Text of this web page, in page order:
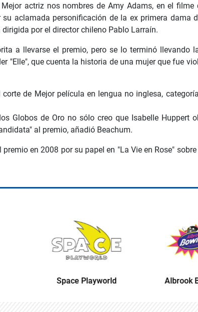
actriz nos nombres de Amy Adams, en el filme
aclamada personificación de la ex primera dama
por el director chileno Pablo Larraín.
a llevarse el premio, pero se lo terminó llevando
"Elle", que cuenta la historia de una mujer que fue
de Mejor película en lengua no inglesa,
Globos de Oro no sólo creo que Isabelle Huppert
al premio, añadió Beachum.
en 2008 por su papel en "La Vie en Rose"
Albrook Bowling Space